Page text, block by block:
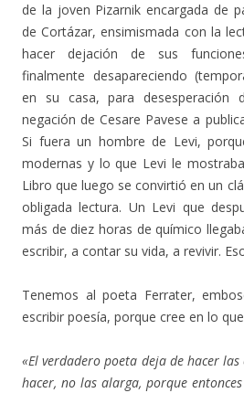
de la joven Pizarnik encargada de
de Cortázar, ensimismada con la
hacer dejación de sus
finalmente desapareciendo
en su casa, para desesperación
negación de Cesare Pavese a
Si fuera un hombre de Levi,
modernas y lo que Levi le
Libro que luego se convirtió en un
obligada lectura. Un Levi que
más de diez horas de químico
escribir, a contar su vida, a revivir.
Tenemos al poeta Ferrater,
escribir poesía, porque cree en lo
«El verdadero poeta deja de hacer las
hacer, no las alarga, porque